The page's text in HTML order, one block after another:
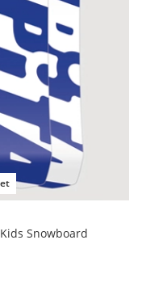
Snowboard